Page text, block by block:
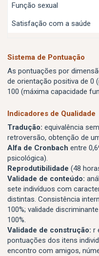
Função sexual
Satisfação com a saúde
Sistema de Pontuação
As pontuações por
de orientação positiva de 0
100 (máxima capacidade
Indicadores de Qualidade
Tradução: equivalência
retroversão, obtenção de
Alfa de Cronbach entre
psicológica).
Reprodutibilidade (48
Validade de conteúdo:
sete indivíduos com
distintas. Consistência
100%; validade
100%.
Validade de construção: r
pontuações dos itens
encontro com amigos,